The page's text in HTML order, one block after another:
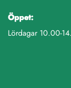
Öppet:
Lördagar 10.00-